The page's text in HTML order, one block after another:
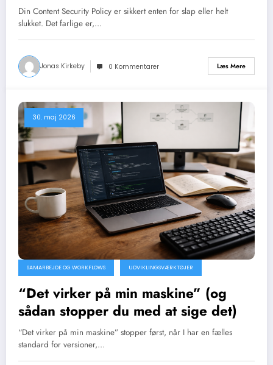
Din Content Security Policy er sikkert enten for slap eller helt
slukket. Det farlige er,…
Jonas Kirkeby 0 Kommentarer Læs Mere
30. maj 2026
SAMARBEJDE OG WORKFLOWS UDVIKLINGSVÆRKTØJER
“Det virker på min maskine” (og
sådan stopper du med at sige det)
“Det virker på min maskine” stopper først, når I har en fælles
standard for versioner,…